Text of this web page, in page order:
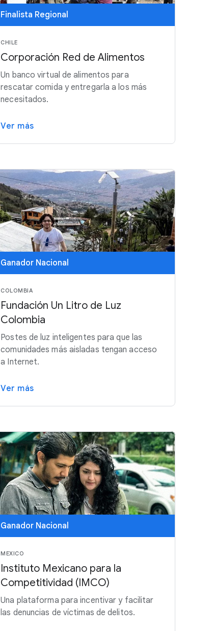
Finalista Regional
CHILE
Corporación Red de Alimentos
Un banco virtual de alimentos para
rescatar comida y entregarla a los más
necesitados.
Ver más
Ganador Nacional
COLOMBIA
Fundación Un Litro de Luz
Colombia
Postes de luz inteligentes para que las
comunidades más aisladas tengan acceso
a Internet.
Ver más
Ganador Nacional
MEXICO
Instituto Mexicano para la
Competitividad (IMCO)
Una plataforma para incentivar y facilitar
las denuncias de víctimas de delitos.